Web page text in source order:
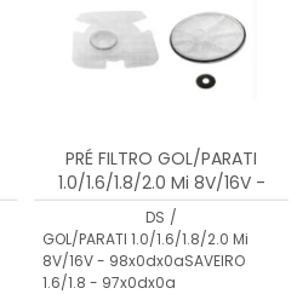
PRÉ FILTRO GOL/PARATI
1.0/1.6/1.8/2.0 Mi 8V/16V -
98x0dx0aSAVEIRO 1.6/1.8 -
97x0dx0a
DS /
GOL/PARATI 1.0/1.6/1.8/2.0 Mi
8V/16V - 98x0dx0aSAVEIRO
1.6/1.8 - 97x0dx0a